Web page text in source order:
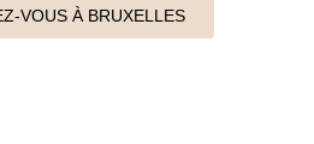
VOUS À BRUXELLES